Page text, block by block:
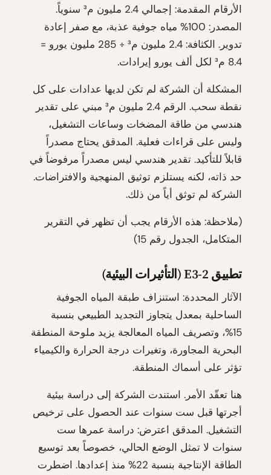
الأرقام المقدمة: إجمالي 2.4 مليون م³ سنوياً.
المصدر: 100% مياه جوفية عذبة، مع صفر إعادة
تدوير. الكثافة: 2.4 مليون م³ ÷ 285 مليون يورو =
8.4 م³ لكل ألف يورو إيرادات.
المشكلة أن الشركة لم تكن لديها عدادات على كل
نقطة سحب. الرقم 2.4 مليون م³ مبني على تقدير
هندسي من طاقة المضخات وساعات التشغيل،
وليس على قراءات فعلية. المدقق يحتاج مصدراً
قابلاً للتأكيد. تقدير هندسي ليس مصدراً مرفوضاً في
حد ذاته، لكنه يستلزم توثيق المنهجية والافتراضات.
الشركة لم توثق أياً من ذلك.
(ملاحظة: هذه الأرقام يجب أن تظهر في التقرير
المتكامل، الجدول رقم 15)
تطبيق E3-2 (التأثيرات البيئية)
الآثار المحددة: استنزاف طبقة المياه الجوفية
الساحلية بمعدل يتجاوز التجديد الطبيعي بنسبة
15%، وتصريف المياه المعالجة يزيد ملوحة المنطقة
البحرية المجاورة، وتغيرات درجة الحرارة والكيمياء
تؤثر على أسماك المنطقة.
هنا تعقّد الأمر. استندت الشركة إلى دراسة بيئية
أجرتها قبل ست سنوات عند الحصول على ترخيص
التشغيل. المدقق اعترض: دراسة عمرها ست
سنوات لا تمثل الوضع الحالي، خصوصاً بعد توسيع
الطاقة الإنتاجية بنسبة 22% منذ إعدادها. اضطرت